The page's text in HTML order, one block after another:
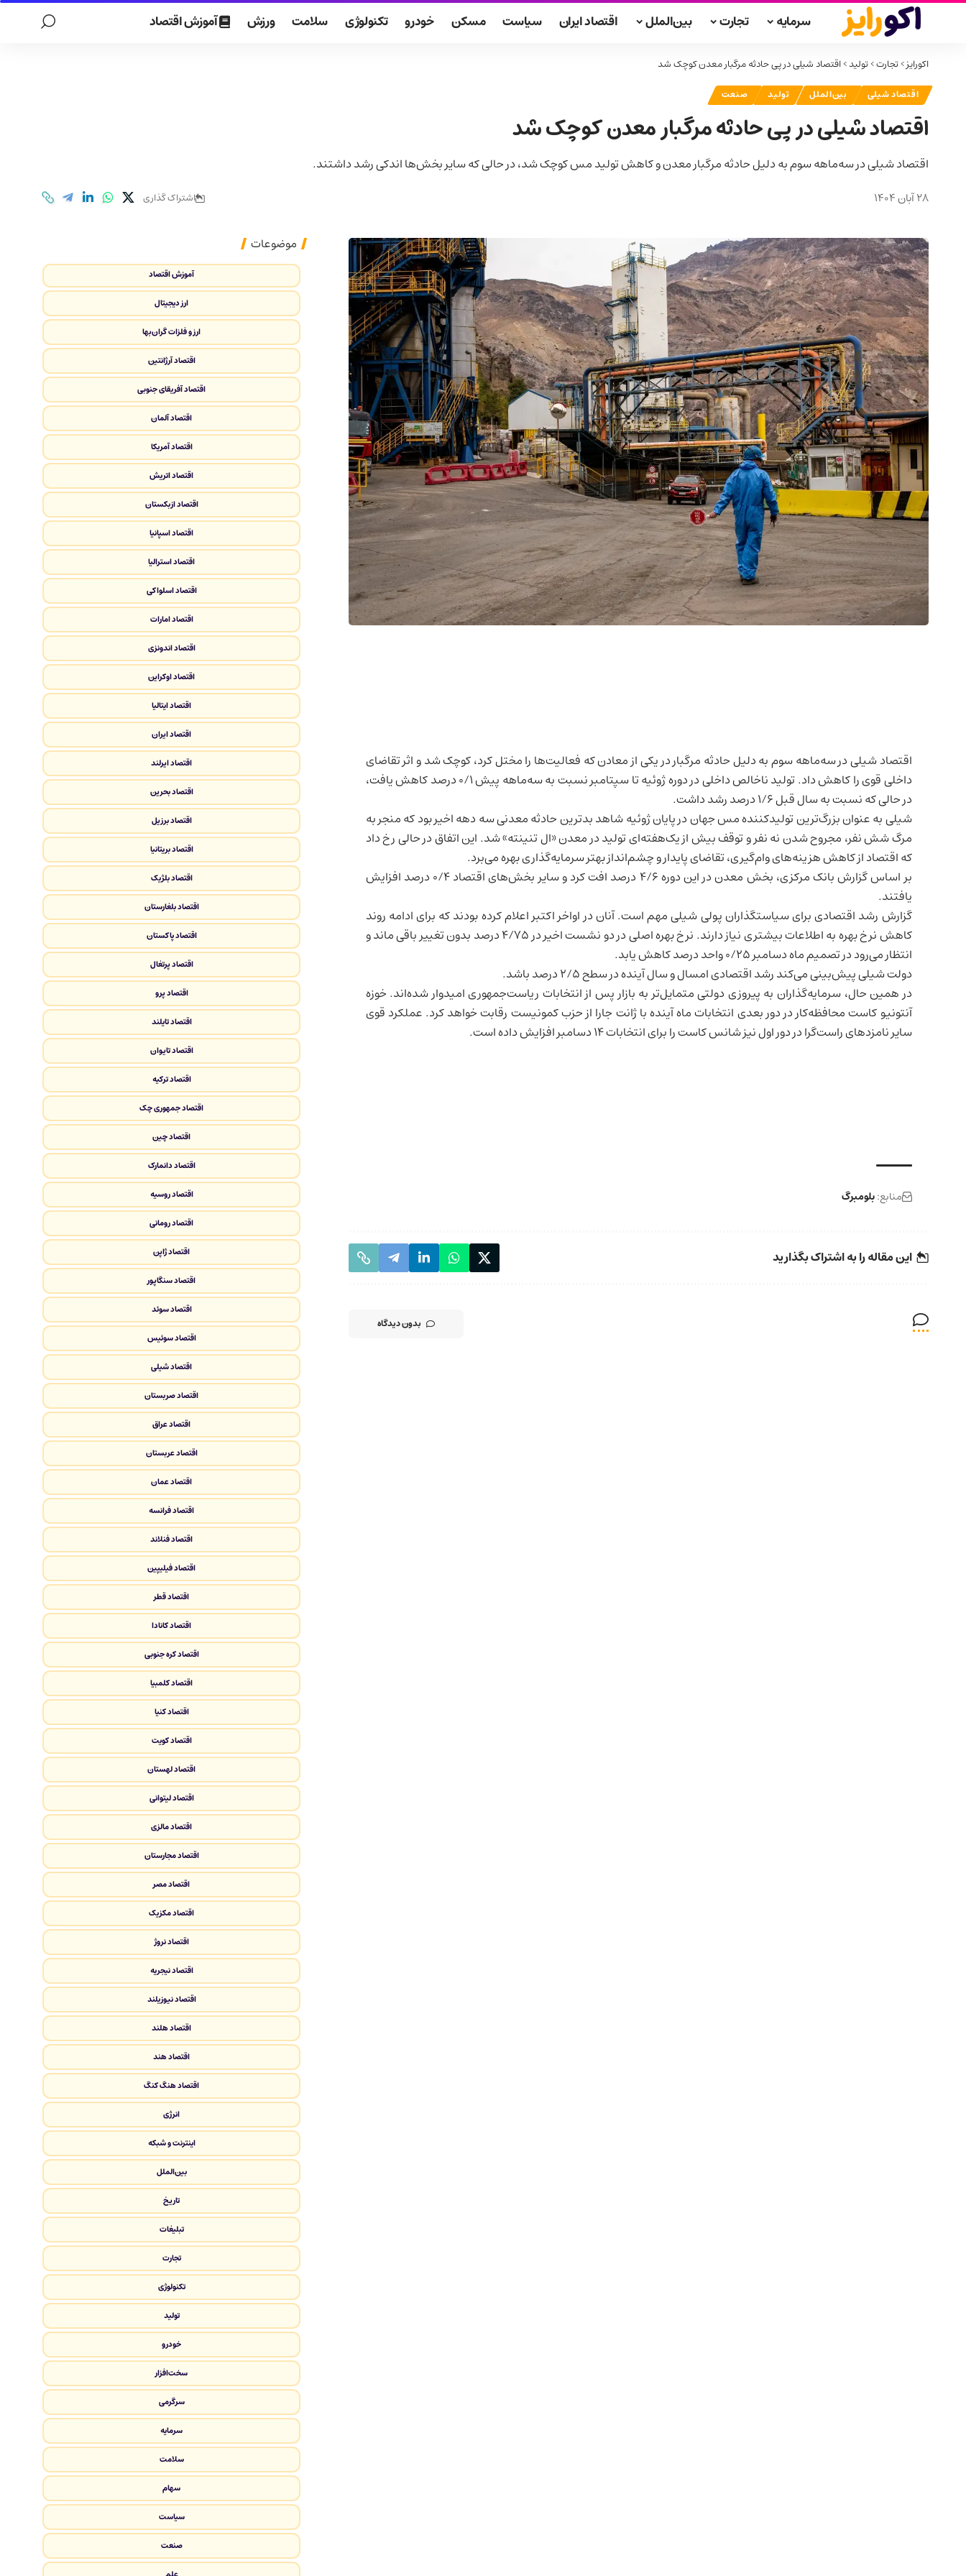
سرمایه تجارت بین‌الملل اقتصاد ایران سیاست مسکن خودرو تکنولوژی سلامت ورزش آموزش اقتصاد
اکورایز>تجارت>تولید>اقتصاد شیلی در پی حادثه مرگبار معدن کوچک شد
اقتصاد شیلی بین‌الملل تولید صنعت
اقتصاد شیلی در پی حادثه مرگبار معدن کوچک شد
اقتصاد شیلی در سه‌ماهه سوم به دلیل حادثه مرگبار معدن و کاهش تولید مس کوچک شد، در حالی که سایر بخش‌ها اندکی رشد داشتند.
28 آبان 1404 اشتراک گذاری
اقتصاد شیلیدر سه‌ماهه سوم به دلیل حادثه مرگبار در یکی از معادن که فعالیت‌ها را مختل کرد، کوچک شد و اثر تقاضای
داخلی قوی را کاهش داد. تولید ناخالص داخلی
در دوره ژوئیه تا سپتامبر نسبت به سه‌ماهه پیش ۰/۱ درصد کاهش یافت،
در حالی که نسبت به سال قبل ۱/۶ درصد رشد داشت.
شیلی به عنوان بزرگ‌ترین تولیدکننده مس جهان در پایان ژوئیه شاهد بدترین حادثه معدنی سه دهه اخیر بود که منجر به
مرگ شش نفر، مجروح شدن نه نفر و توقف بیش از یک‌هفته‌ای تولید در معدن «ال تنینته» شد. این اتفاق در حالی رخ داد
که اقتصاد از کاهش هزینه‌های وام‌گیری، تقاضای پایدار و چشم‌انداز بهتر سرمایه‌گذاری بهره می‌برد.
بر اساس گزارش بانک مرکزی، بخش معدن در این دوره ۴/۶ درصد افت کرد و سایر بخش‌های اقتصاد ۰/۴ درصد افزایش
یافتند.
گزارش رشد اقتصادی برای سیاستگذاران پولی شیلی مهم است. آنان در اواخر اکتبر اعلام کرده بودند که برای ادامه روند
کاهش نرخ بهره به اطلاعات بیشتری نیاز دارند. نرخ بهره اصلی در دو نشست اخیر در ۴/۷۵ درصد بدون تغییر باقی ماند و
انتظار می‌رود در تصمیم ماه دسامبر ۰/۲۵ واحد درصد کاهش یابد.
دولت شیلی پیش‌بینی می‌کند رشد اقتصادی امسال و سال آینده در سطح ۲/۵ درصد باشد.
در همین حال، سرمایه‌گذاران به پیروزی دولتی متمایل‌تر به بازار پس از انتخابات ریاست‌جمهوری امیدوار شده‌اند. خوزه
آنتونیو کاست محافظه‌کار در دور بعدی انتخابات ماه آینده با ژانت جارا از حزب کمونیست رقابت خواهد کرد. عملکرد قوی
سایر نامزدهای راست‌گرا در دور اول نیز شانس کاست را برای انتخابات ۱۴ دسامبر افزایش داده است.
منابع:بلومبرگ
این مقاله را به اشتراک بگذارید
بدون دیدگاه
موضوعات
آموزش اقتصاد
ارز دیجیتال
ارز و فلزات گران‌بها
اقتصاد آرژانتین
اقتصاد آفریقای جنوبی
اقتصاد آلمان
اقتصاد آمریکا
اقتصاد اتریش
اقتصاد ازبکستان
اقتصاد اسپانیا
اقتصاد استرالیا
اقتصاد اسلواکی
اقتصاد امارات
اقتصاد اندونزی
اقتصاد اوکراین
اقتصاد ایتالیا
اقتصاد ایران
اقتصاد ایرلند
اقتصاد بحرین
اقتصاد برزیل
اقتصاد بریتانیا
اقتصاد بلژیک
اقتصاد بلغارستان
اقتصاد پاکستان
اقتصاد پرتغال
اقتصاد پرو
اقتصاد تایلند
اقتصاد تایوان
اقتصاد ترکیه
اقتصاد جمهوری چک
اقتصاد چین
اقتصاد دانمارک
اقتصاد روسیه
اقتصاد رومانی
اقتصاد ژاپن
اقتصاد سنگاپور
اقتصاد سوئد
اقتصاد سوئیس
اقتصاد شیلی
اقتصاد صربستان
اقتصاد عراق
اقتصاد عربستان
اقتصاد عمان
اقتصاد فرانسه
اقتصاد فنلاند
اقتصاد فیلیپین
اقتصاد قطر
اقتصاد کانادا
اقتصاد کره جنوبی
اقتصاد کلمبیا
اقتصاد کنیا
اقتصاد کویت
اقتصاد لهستان
اقتصاد لیتوانی
اقتصاد مالزی
اقتصاد مجارستان
اقتصاد مصر
اقتصاد مکزیک
اقتصاد نروژ
اقتصاد نیجریه
اقتصاد نیوزیلند
اقتصاد هلند
اقتصاد هند
اقتصاد هنگ کنگ
انرژی
اینترنت و شبکه
بین‌الملل
تاریخ
تبلیغات
تجارت
تکنولوژی
تولید
خودرو
سخت‌افزار
سرگرمی
سرمایه
سلامت
سهام
سیاست
صنعت